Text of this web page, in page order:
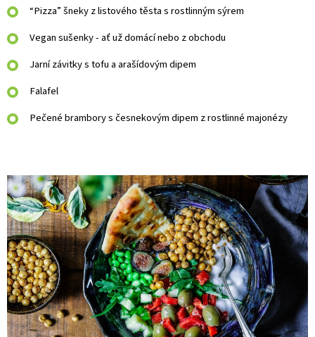
“Pizza” šneky z listového těsta s rostlinným sýrem
Vegan sušenky - ať už domácí nebo z obchodu
Jarní závitky s tofu a arašídovým dipem
Falafel
Pečené brambory s česnekovým dipem z rostlinné majonézy